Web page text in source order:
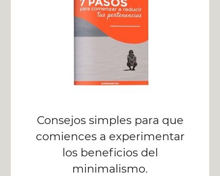
Consejos simples para que
comiences a experimentar
los beneficios del
minimalismo.